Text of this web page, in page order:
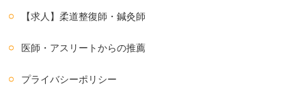
【求人】柔道整復師・鍼灸師
医師・アスリートからの推薦
プライバシーポリシー